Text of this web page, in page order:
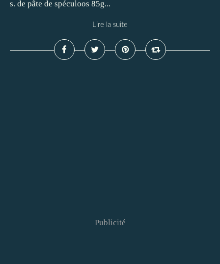
s. de pâte de spéculoos 85g...
Lire la suite
Publicité